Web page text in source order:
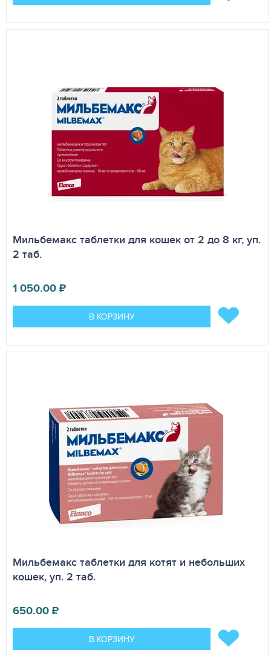
Мильбемакс таблетки для кошек от 2 до 8 кг, уп.
2 таб.
1 050.00₽
В КОРЗИНУ
Мильбемакс таблетки для котят и небольших
кошек, уп. 2 таб.
650.00₽
В КОРЗИНУ